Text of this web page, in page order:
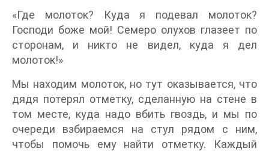
«Где молоток? Куда я подевал молоток?
Господи боже мой! Семеро олухов глазеет по
сторонам, и никто не видел, куда я дел
молоток!»
Мы находим молоток, но тут оказывается, что
дядя потерял отметку, сделанную на стене в
том месте, куда надо вбить гвоздь, и мы по
очереди взбираемся на стул рядом с ним,
чтобы помочь ему найти отметку. Каждый